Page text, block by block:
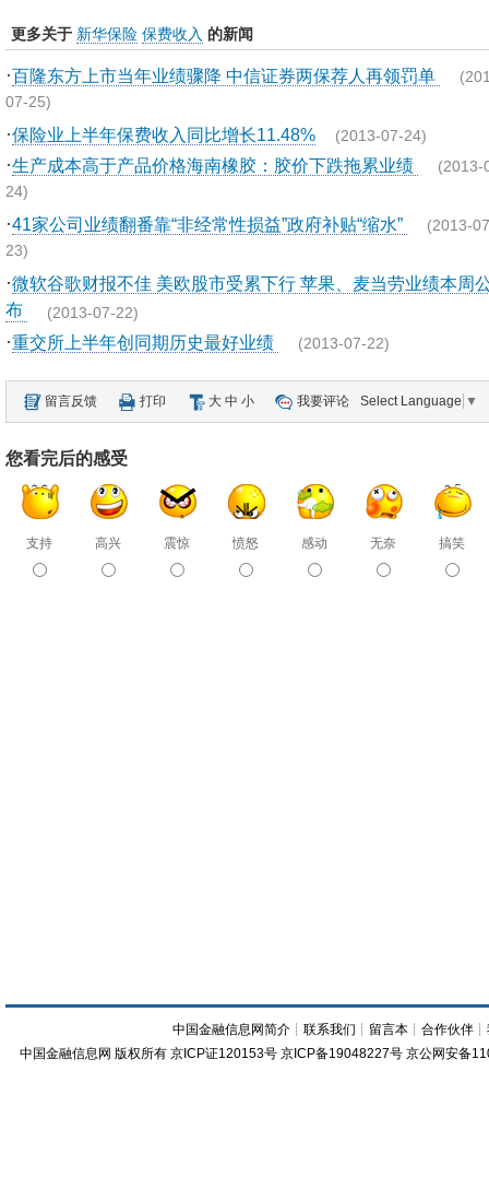
更多关于 新华保险 保费收入 的新闻
·百隆东方上市当年业绩骤降 中信证券两保荐人再领罚单
07-25)
·保险业上半年保费收入同比增长11.48% (2013-07-24)
·生产成本高于产品价格海南橡胶：胶价下跌拖累业绩 (2013-
24)
·41家公司业绩翻番靠“非经常性损益”政府补贴“缩水” (2013-
23)
·微软谷歌财报不佳 美欧股市受累下行 苹果、麦当劳业绩本周
布 (2013-07-22)
·重交所上半年创同期历史最好业绩 (2013-07-22)
留言反馈 打印 大 中 小 我要评论 Select Language ▼
您看完后的感受
支持 高兴 震惊 愤怒 感动 无奈 搞笑
中国金融信息网简介 ┊联系我们 ┊ 留言本 ┊合作伙伴 ┊
中国金融信息网 版权所有 京ICP证120153号 京ICP备19048227号 京公网安备